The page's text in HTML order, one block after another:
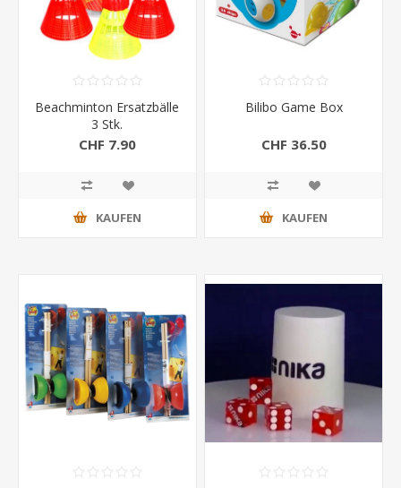
Beachminton Ersatzbälle
3 Stk.
CHF 7.90
KAUFEN
Bilibo Game Box
CHF 36.50
KAUFEN